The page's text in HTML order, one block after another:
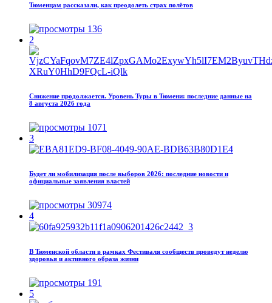
Тюменцам рассказали, как преодолеть страх полётов
136
2
Снижение продолжается. Уровень Туры в Тюмени: последние данные на
8 августа 2026 года
1071
3
Будет ли мобилизация после выборов 2026: последние новости и
официальные заявления властей
30974
4
В Тюменской области в рамках Фестиваля сообществ проведут неделю
здоровья и активного образа жизни
191
5